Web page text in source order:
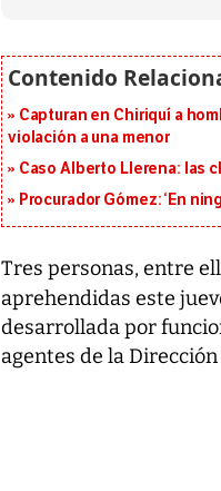
Capturan en Chiriquí a
violación a una menor
Caso Alberto Llerena: las
Procurador Gómez: ‘En
Tres personas, entre
aprehendidas este
desarrollada por
agentes de la